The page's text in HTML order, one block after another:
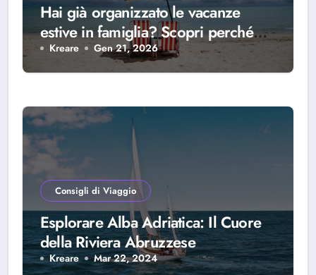
Hai già organizzato le vacanze
estive in famiglia? Scopri perché
scegliere Alba Adriatica
Kreare Gen 21, 2026
Consigli di Viaggio
Esplorare Alba Adriatica: Il Cuore
della Riviera Abruzzese
Kreare Mar 22, 2024